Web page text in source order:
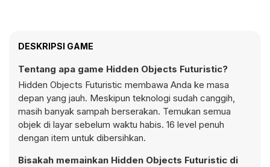
DESKRIPSI GAME
Tentang apa game Hidden Objects Futuristic?
Hidden Objects Futuristic membawa Anda ke masa
depan yang jauh. Meskipun teknologi sudah canggih,
masih banyak sampah berserakan. Temukan semua
objek di layar sebelum waktu habis. 16 level penuh
dengan item untuk dibersihkan.
Bisakah memainkan Hidden Objects Futuristic di